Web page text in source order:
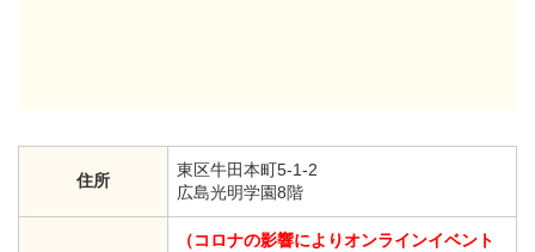
住所
東区牛田本町5-1-2
広島光明学園8階
（コロナの影響によりオンラインイベント